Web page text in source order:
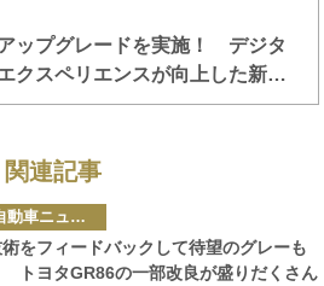
ップグレードを実施！ デジタ
クスペリエンスが向上した新型
関連記事
最新自動車ニュース
術をフィードバックして待望のグレーも
トヨタGR86の一部改良が盛りだくさん